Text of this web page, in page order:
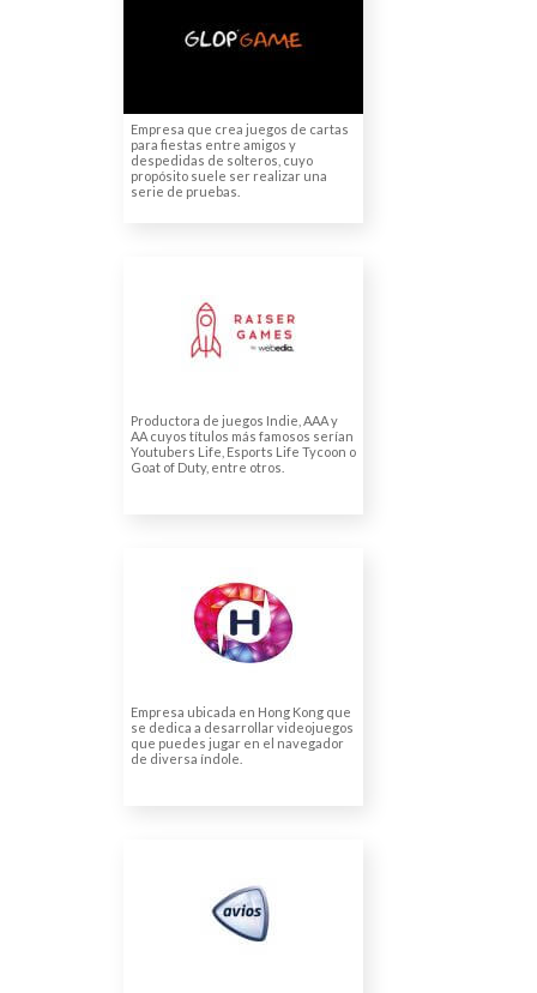
Empresa que crea juegos de cartas
para fiestas entre amigos y
despedidas de solteros, cuyo
propósito suele ser realizar una
serie de pruebas.
juegos de cartas
Productora de juegos Indie, AAA y
AA cuyos títulos más famosos serían
Youtubers Life, Esports Life Tycoon o
Goat of Duty, entre otros.
Traducción de manual para
videojuego
Empresa ubicada en Hong Kong que
se dedica a desarrollar videojuegos
que puedes jugar en el navegador
de diversa índole.
(NOW TO PLAY GAME
LIMITED SUCURSAL EN
ESPAÑA)
Traducción y maquetación de
Traducción jurada de CCAA